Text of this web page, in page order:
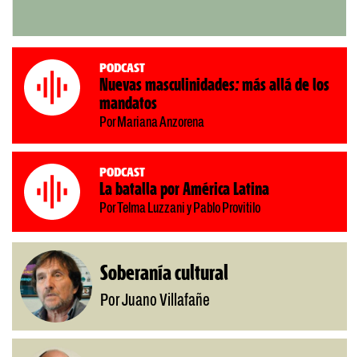
Podcast
Nuevas masculinidades: más allá de los
mandatos
Por Mariana Anzorena
Podcast
La batalla por América Latina
Por Telma Luzzani y Pablo Provitilo
Soberanía cultural
Por Juano Villafañe